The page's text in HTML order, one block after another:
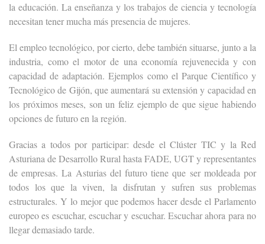
la educación. La enseñanza y los trabajos de ciencia y tecnología
necesitan tener mucha más presencia de mujeres.
El empleo tecnológico, por cierto, debe también situarse, junto a la
industria, como el motor de una economía rejuvenecida y con
capacidad de adaptación. Ejemplos como el Parque Científico y
Tecnológico de Gijón, que aumentará su extensión y capacidad en
los próximos meses, son un feliz ejemplo de que sigue habiendo
opciones de futuro en la región.
Gracias a todos por participar: desde el Clúster TIC y la Red
Asturiana de Desarrollo Rural hasta FADE, UGT y representantes
de empresas. La Asturias del futuro tiene que ser moldeada por
todos los que la viven, la disfrutan y sufren sus problemas
estructurales. Y lo mejor que podemos hacer desde el Parlamento
europeo es escuchar, escuchar y escuchar. Escuchar ahora para no
llegar demasiado tarde.